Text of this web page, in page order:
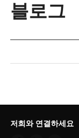
블로그
저희와 연결하세요